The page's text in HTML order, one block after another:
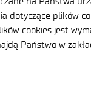
dotyczące plików
cookies jest
Państwo w